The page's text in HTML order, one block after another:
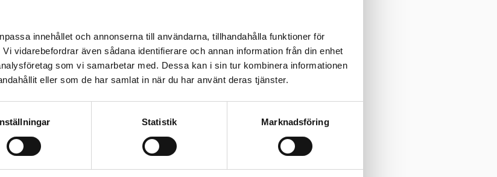
innehållet och annonserna till användarna, tillhandahålla funktioner för
vidarebefordrar även sådana identifierare och annan information från din enhet
som vi samarbetar med. Dessa kan i sin tur kombinera informationen
eller som de har samlat in när du har använt deras tjänster.
Statistik Marknadsföring